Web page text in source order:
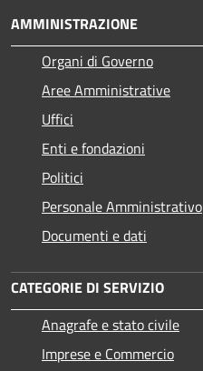
AMMINISTRAZIONE
Organi di Governo
Aree Amministrative
Uffici
Enti e fondazioni
Politici
Personale Amministrativo
Documenti e dati
CATEGORIE DI SERVIZIO
Anagrafe e stato civile
Imprese e Commercio